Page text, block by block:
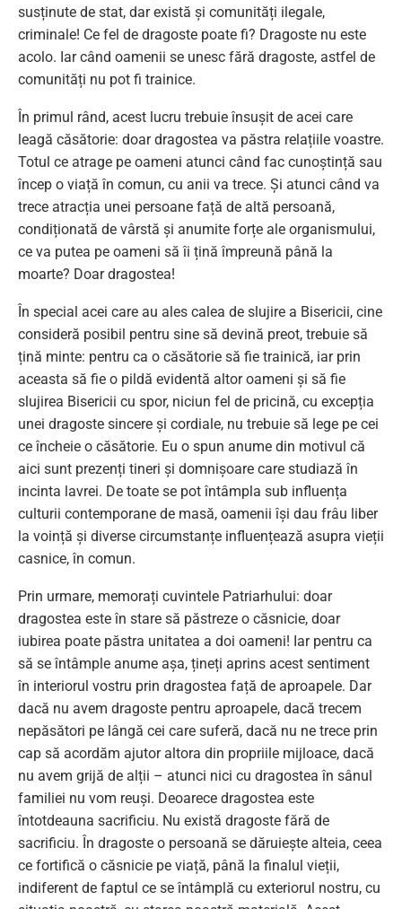
susținute de stat, dar există și comunități ilegale,
criminale! Ce fel de dragoste poate fi? Dragoste nu este
acolo. Iar când oamenii se unesc fără dragoste, astfel de
comunități nu pot fi trainice.
În primul rând, acest lucru trebuie însușit de acei care
leagă căsătorie: doar dragostea va păstra relațiile voastre.
Totul ce atrage pe oameni atunci când fac cunoștință sau
încep o viață în comun, cu anii va trece. Și atunci când va
trece atracția unei persoane față de altă persoană,
condiționată de vârstă și anumite forțe ale organismului,
ce va putea pe oameni să îi țină împreună până la
moarte? Doar dragostea!
În special acei care au ales calea de slujire a Bisericii, cine
consideră posibil pentru sine să devină preot, trebuie să
țină minte: pentru ca o căsătorie să fie trainică, iar prin
aceasta să fie o pildă evidentă altor oameni și să fie
slujirea Bisericii cu spor, niciun fel de pricină, cu excepția
unei dragoste sincere și cordiale, nu trebuie să lege pe cei
ce încheie o căsătorie. Eu o spun anume din motivul că
aici sunt prezenți tineri și domnișoare care studiază în
incinta lavrei. De toate se pot întâmpla sub influența
culturii contemporane de masă, oamenii își dau frâu liber
la voință și diverse circumstanțe influențează asupra vieții
casnice, în comun.
Prin urmare, memorați cuvintele Patriarhului: doar
dragostea este în stare să păstreze o căsnicie, doar
iubirea poate păstra unitatea a doi oameni! Iar pentru ca
să se întâmple anume așa, țineți aprins acest sentiment
în interiorul vostru prin dragostea față de aproapele. Dar
dacă nu avem dragoste pentru aproapele, dacă trecem
nepăsători pe lângă cei care suferă, dacă nu ne trece prin
cap să acordăm ajutor altora din propriile mijloace, dacă
nu avem grijă de alții – atunci nici cu dragostea în sânul
familiei nu vom reuși. Deoarece dragostea este
întotdeauna sacrificiu. Nu există dragoste fără de
sacrificiu. În dragoste o persoană se dăruiește alteia, ceea
ce fortifică o căsnicie pe viață, până la finalul vieții,
indiferent de faptul ce se întâmplă cu exteriorul nostru, cu